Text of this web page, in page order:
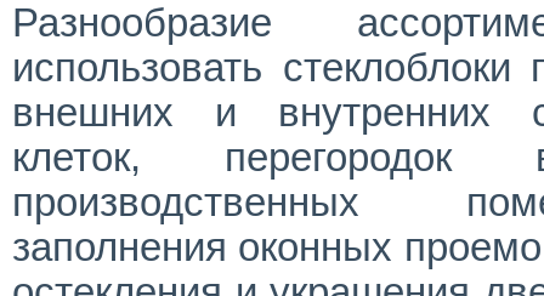
Разнообразие
использовать стеклоблоки
внешних и внутренних
клеток,
производственных
заполнения оконных